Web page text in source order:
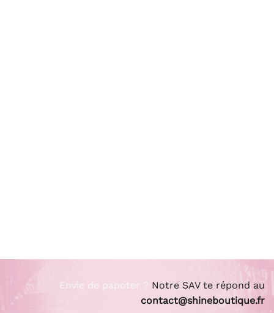
Envie de papoter ? Notre SAV te répond au
contact@shineboutique.fr